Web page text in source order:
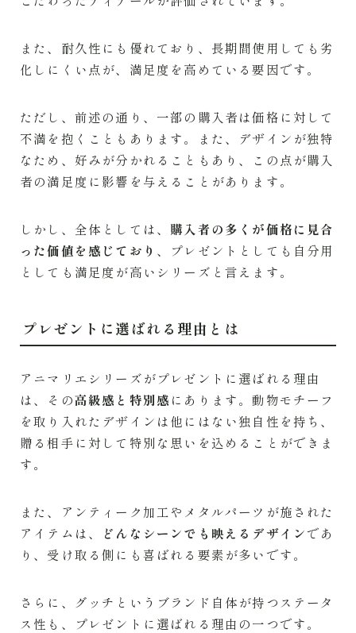
また、耐久性にも優れており、長期間使用しても劣
化しにくい点が、満足度を高めている要因です。
ただし、前述の通り、一部の購入者は価格に対して
不満を抱くこともあります。また、デザインが独特
なため、好みが分かれることもあり、この点が購入
者の満足度に影響を与えることがあります。
しかし、全体としては、 購入者の多くが価格に見合
った価値を感じており 、プレゼントとしても自分用
としても満足度が高いシリーズと言えます。
プレゼントに選ばれる理由とは
アニマリエシリーズがプレゼントに選ばれる理由
は、その高級感と特別感 にあります。動物モチーフ
を取り入れたデザインは他にはない独自性を持ち、
贈る相手に対して特別な思いを込めることができま
す。
また、アンティーク加工やメタルパーツが施された
アイテムは、
どんなシーンでも映えるデザインであ
り、受け取る側にも喜ばれる要素が多いです。
さらに、グッチというブランド自体が持つステータ
ス性も、プレゼントに選ばれる理由の一つです。